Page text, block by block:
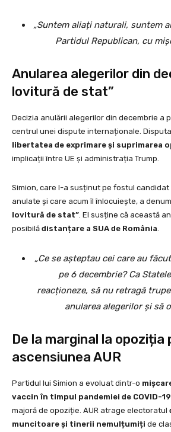
„Suntem aliați naturali, suntem
Partidul Republican, cu
Anularea alegerilor din
lovitură de stat”
Decizia anulării alegerilor din decembrie a
centrul unei dispute internaționale.
libertatea de exprimare și suprimarea
implicații între UE și administrația Trump.
Simion, care l-a susținut pe fostul
anulate și care acum îl înlocuiește, a
lovitură de stat”. El susține că această
posibilă distanțare a SUA de România.
„Ce se așteptau cei care au
pe 6 decembrie? Ca
reacționeze, să nu retragă
anularea alegerilor și să
De la marginal la opoziția
ascensiunea AUR
Partidul lui Simion a evoluat dintr-o
vaccin în timpul pandemiei de COVID-19
majoră de opoziție. AUR atrage electoratul
muncitoare și tinerii nemulțumiți de